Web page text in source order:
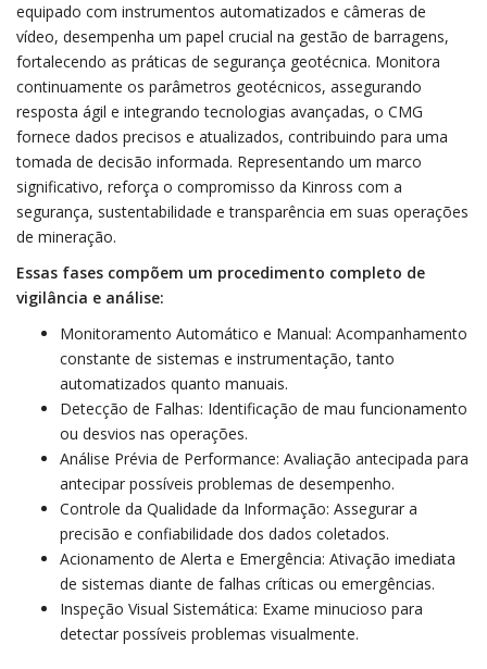
equipado com instrumentos automatizados e câmeras de
vídeo, desempenha um papel crucial na gestão de barragens,
fortalecendo as práticas de segurança geotécnica. Monitora
continuamente os parâmetros geotécnicos, assegurando
resposta ágil e integrando tecnologias avançadas, o CMG
fornece dados precisos e atualizados, contribuindo para uma
tomada de decisão informada. Representando um marco
significativo, reforça o compromisso da Kinross com a
segurança, sustentabilidade e transparência em suas operações
de mineração.
Essas fases compõem um procedimento completo de
vigilância e análise:
Monitoramento Automático e Manual: Acompanhamento
constante de sistemas e instrumentação, tanto
automatizados quanto manuais.
Detecção de Falhas: Identificação de mau funcionamento
ou desvios nas operações.
Análise Prévia de Performance: Avaliação antecipada para
antecipar possíveis problemas de desempenho.
Controle da Qualidade da Informação: Assegurar a
precisão e confiabilidade dos dados coletados.
Acionamento de Alerta e Emergência: Ativação imediata
de sistemas diante de falhas críticas ou emergências.
Inspeção Visual Sistemática: Exame minucioso para
detectar possíveis problemas visualmente.